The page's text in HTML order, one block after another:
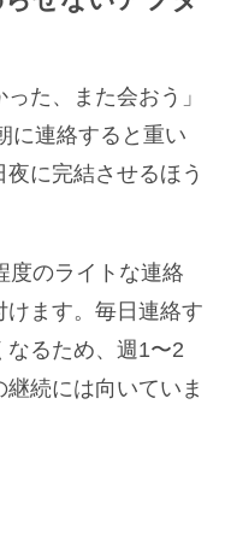
た、また会おう」
に連絡すると重い
に完結させるほう
度のライトな連絡
けます。毎日連絡す
なるため、週1〜2
続には向いていま